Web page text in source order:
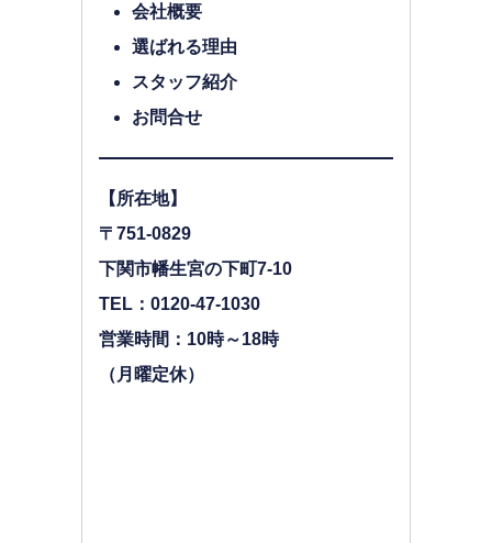
会社概要
選ばれる理由
スタッフ紹介
お問合せ
【所在地】
〒751-0829
下関市幡生宮の下町7-10
TEL：0120-47-1030
営業時間：10時～18時
（月曜定休）